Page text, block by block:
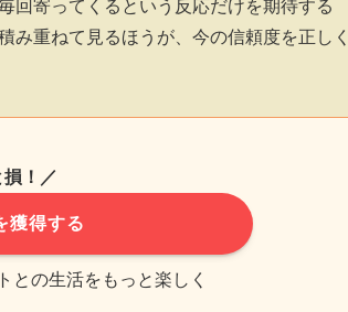
回寄ってくるという反応だけを期待する
み重ねて見るほうが、今の信頼度を正しく
！／
獲得する
との生活をもっと楽しく